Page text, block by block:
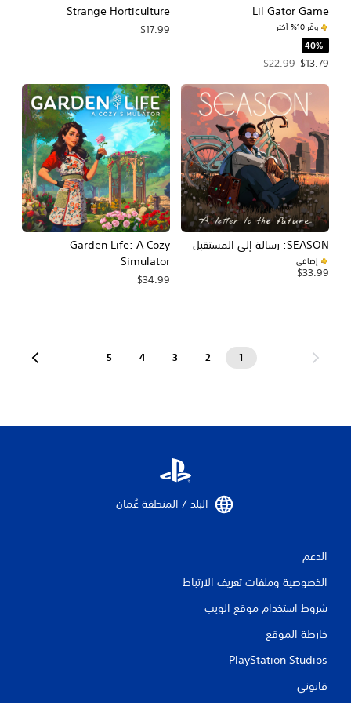
Lil Gator Game
وفّر 10% أكثر
‏-40%‏
$13.79
سعر العرض $13.79‏. السعر الأصلي، $22.99‏.
$22.99
Strange Horticulture
$17.99
SEASON: رسالة إلى المستقبل
إضافي
$33.99
Garden Life: A Cozy
Simulator
$34.99
1
2
3
4
5
البلد / المنطقة عُمان‏
الدعم
الخصوصية وملفات تعريف الارتباط
شروط استخدام موقع الويب
خارطة الموقع
PlayStation Studios
قانوني